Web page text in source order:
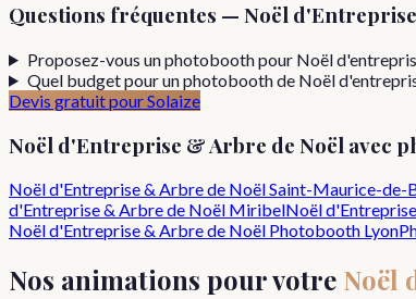
Questions fréquentes — Noël
Proposez-vous un photobooth pour Noël
Quel budget pour un photobooth de Noël
Devis gratuit pourSolaize
Noël d'Entreprise & Arbre de Noël avec
Noël d'Entreprise & Arbre de NoëlSaint-Maurice-de-
d'Entreprise & Arbre de Noël MiribelNoël
Noël d'Entreprise & Arbre de Noël Photobooth Lyon
Nos animations pour votre Noël